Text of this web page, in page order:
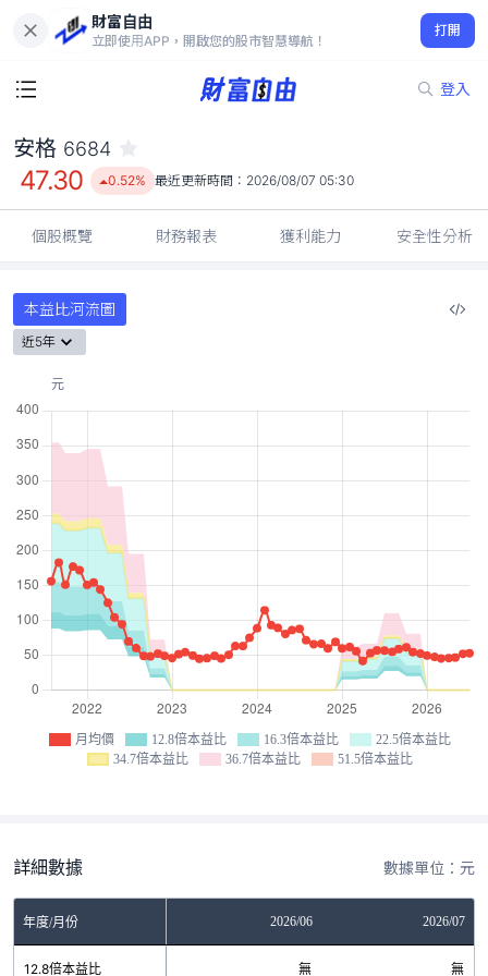
財富自由
立即使用APP，開啟您的股市智慧導航！
打開
登入
47.30
0.52%
安格 6684
47.30 0.52% 最近更新時間： 2026/08/07 05:30
個股概覽 財務報表 獲利能力 安全性分析
本益比河流圖
近5年
月均價 12.8倍本益比 16.3倍本益比
22.5倍本益比
34.7倍本益比
36.7倍本益比 51.5倍本益比
詳細數據 數據單位：元
年度/月份 2026/06 2026/07
12.8倍本益比 無 無